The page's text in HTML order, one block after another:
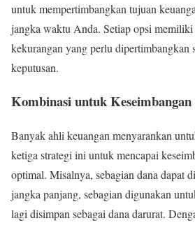
untuk mempertimbangkan tujuan
jangka waktu Anda. Setiap opsi memiliki
kekurangan yang perlu dipertimbangkan
keputusan.
Kombinasi untuk Keseimbangan
Banyak ahli keuangan menyarankan
ketiga strategi ini untuk mencapai
optimal. Misalnya, sebagian dana dapat
jangka panjang, sebagian digunakan
lagi disimpan sebagai dana darurat.